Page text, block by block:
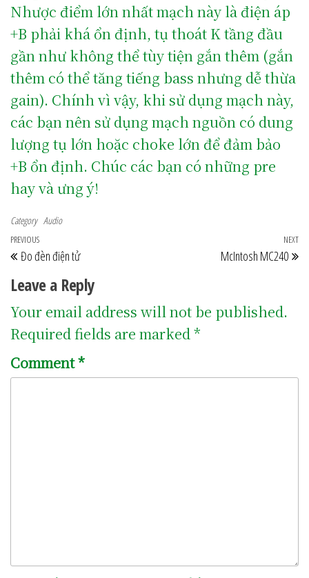
Nhược điểm lớn nhất mạch này là điện áp
+B phải khá ổn định, tụ thoát K tầng đầu
gần như không thể tùy tiện gắn thêm (gắn
thêm có thể tăng tiếng bass nhưng dễ thừa
gain). Chính vì vậy, khi sử dụng mạch này,
các bạn nên sử dụng mạch nguồn có dung
lượng tụ lớn hoặc choke lớn để đảm bảo
+B ổn định. Chúc các bạn có những pre
hay và ưng ý!
Category Audio
Post navigation
Previous Post
PREVIOUS
Đo đèn điện tử
NEXT
McIntosh MC240
Leave a Reply
Your email address will not be published.
Required fields are marked*
Comment*